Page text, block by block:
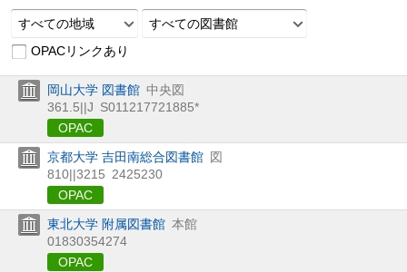
すべての地域
すべての図書館
OPACリンクあり
岡山大学 図書館 中央図
361.5||J S011217721885*
OPAC
京都大学 吉田南総合図書館 図
810||3215 2425230
OPAC
東北大学 附属図書館 本館
01830354274
OPAC